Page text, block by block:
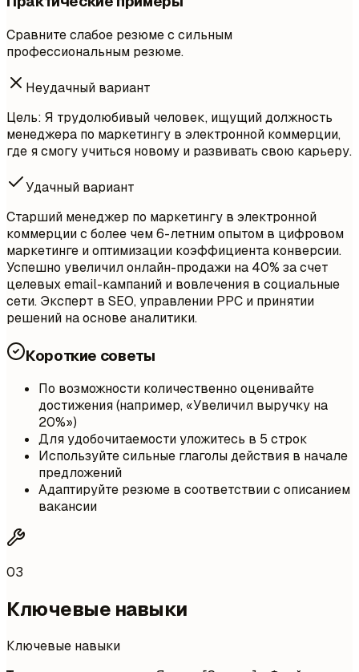
Сравните слабое резюме с сильным
профессиональным резюме.
Неудачный вариант
Цель: Я трудолюбивый человек, ищущий должность
менеджера по маркетингу в электронной коммерции,
где я смогу учиться новому и развивать свою карьеру.
Удачный вариант
Старший менеджер по маркетингу в электронной
коммерции с более чем 6-летним опытом в цифровом
маркетинге и оптимизации коэффициента конверсии.
Успешно увеличил онлайн-продажи на 40% за счет
целевых email-кампаний и вовлечения в социальные
сети. Эксперт в SEO, управлении PPC и принятии
решений на основе аналитики.
Короткие советы
По возможности количественно оценивайте
достижения (например, «Увеличил выручку на
20%»)
Для удобочитаемости уложитесь в 5 строк
Используйте сильные глаголы действия в начале
предложений
Адаптируйте резюме в соответствии с описанием
вакансии
03
Ключевые навыки
Ключевые навыки